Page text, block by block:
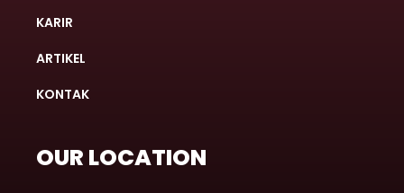
KARIR
ARTIKEL
KONTAK
OUR LOCATION